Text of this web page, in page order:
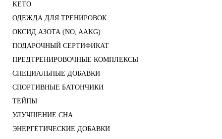
KETO
ОДЕЖДА ДЛЯ ТРЕНИРОВОК
ОКСИД АЗОТА (NO, AAKG)
ПОДАРОЧНЫЙ СЕРТИФИКАТ
ПРЕДТРЕНИРОВОЧНЫЕ КОМПЛЕКСЫ
СПЕЦИАЛЬНЫЕ ДОБАВКИ
СПОРТИВНЫЕ БАТОНЧИКИ
ТЕЙПЫ
УЛУЧШЕНИЕ СНА
ЭНЕРГЕТИЧЕСКИЕ ДОБАВКИ